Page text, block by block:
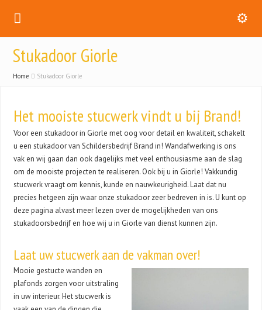
Stukadoor Giorle
Home Stukadoor Giorle
Het mooiste stucwerk vindt u bij Brand!
Voor een stukadoor in Giorle met oog voor detail en kwaliteit, schakelt
u een stukadoor van Schildersbedrijf Brand in! Wandafwerking is ons
vak en wij gaan dan ook dagelijks met veel enthousiasme aan de slag
om de mooiste projecten te realiseren. Ook bij u in Giorle! Vakkundig
stucwerk vraagt om kennis, kunde en nauwkeurigheid. Laat dat nu
precies hetgeen zijn waar onze stukadoor zeer bedreven in is. U kunt op
deze pagina alvast meer lezen over de mogelijkheden van ons
stukadoorsbedrijf en hoe wij u in Giorle van dienst kunnen zijn.
Laat uw stucwerk aan de vakman over!
Mooie gestucte wanden en
plafonds zorgen voor uitstraling
in uw interieur. Het stucwerk is